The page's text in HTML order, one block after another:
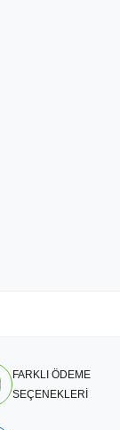
FARKLI ÖDEME
SEÇENEKLERİ